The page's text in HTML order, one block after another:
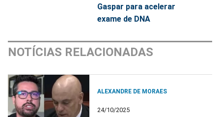
Gaspar para acelerar
exame de DNA
NOTÍCIAS RELACIONADAS
ALEXANDRE DE MORAES
24/10/2025